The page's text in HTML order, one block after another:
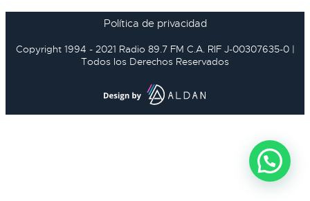
Política de privacidad
Copyright 1994 - 2021 Radio 89.7 FM C.A. RIF J-00307635-0 |
Todos los Derechos Reservados